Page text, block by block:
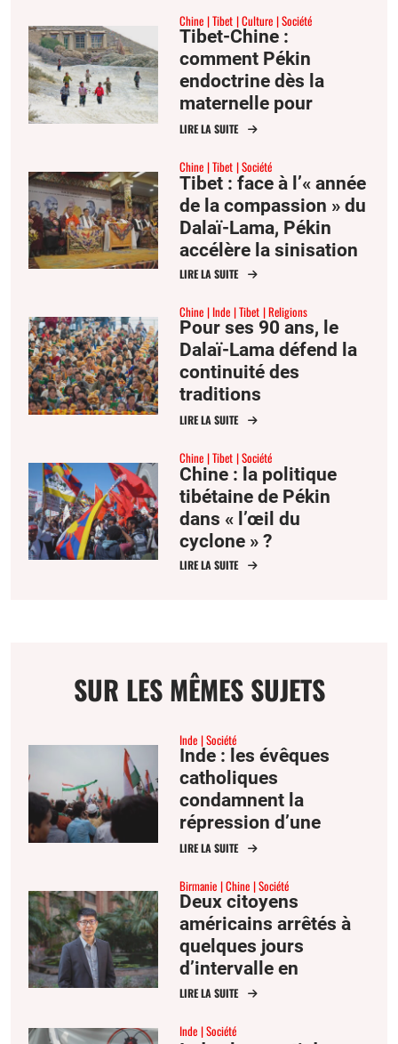
Chine Tibet Culture Société
Tibet-Chine :
comment Pékin
endoctrine dès la
maternelle pour
effacer l’identité
LIRE LA SUITE
Chine Tibet Société
Tibet : face à l’« année
de la compassion » du
Dalaï-Lama, Pékin
accélère la sinisation
LIRE LA SUITE
Chine Inde Tibet Religions
Pour ses 90 ans, le
Dalaï-Lama défend la
continuité des
traditions
bouddhistes
LIRE LA SUITE
Chine Tibet Société
Chine : la politique
tibétaine de Pékin
dans « l’œil du
cyclone » ?
LIRE LA SUITE
SUR LES MÊMES SUJETS
Inde Société
Inde : les évêques
catholiques
condamnent la
répression d’une
manifestation
LIRE LA SUITE
Birmanie Chine Société
Deux citoyens
américains arrêtés à
quelques jours
d’intervalle en
Birmanie et en Chine
LIRE LA SUITE
Inde Société